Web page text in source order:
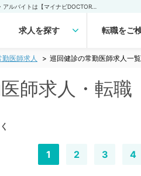
求人を探す 転職をご
勤医師求人 巡回健診の常勤医師求人一覧
師求人・転職
1 2 3 4